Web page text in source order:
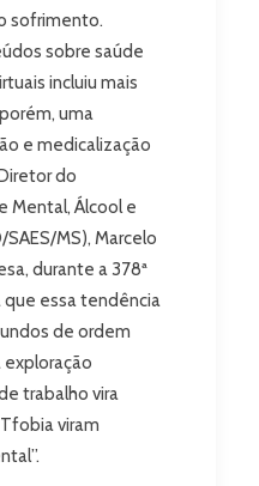
sofrimento.
sobre saúde
incluiu mais
uma
e medicalização
do
Mental, Álcool e
MS), Marcelo
durante a 378ª
que essa tendência
de ordem
exploração
trabalho vira
viram